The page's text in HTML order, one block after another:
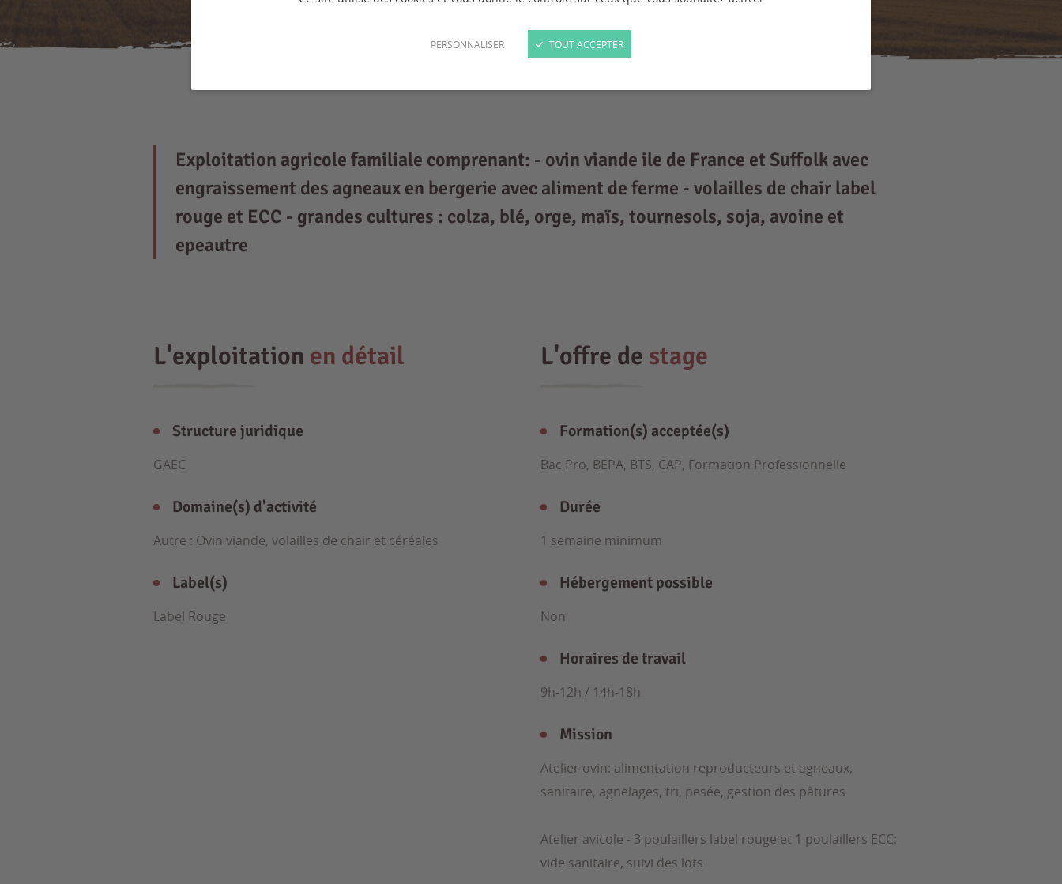
PERSONNALISER TOUT ACCEPTER
Exploitation agricole familiale comprenant: - ovin viande ile de France et Suffolk avec
engraissement des agneaux en bergerie avec aliment de ferme - volailles de chair label
rouge et ECC - grandes cultures : colza, blé, orge, maïs, tournesols, soja, avoine et
epeautre
L'exploitation en détail
Structure juridique
GAEC
Domaine(s) d'activité
Autre : Ovin viande, volailles de chair et céréales
Label(s)
Label Rouge
L'offre de stage
Formation(s) acceptée(s)
Bac Pro, BEPA, BTS, CAP, Formation Professionnelle
Durée
1 semaine minimum
Hébergement possible
Non
Horaires de travail
9h-12h / 14h-18h
Mission
Atelier ovin: alimentation reproducteurs et agneaux,
sanitaire, agnelages, tri, pesée, gestion des pâtures
Atelier avicole - 3 poulaillers label rouge et 1 poulaillers ECC:
vide sanitaire, suivi des lots